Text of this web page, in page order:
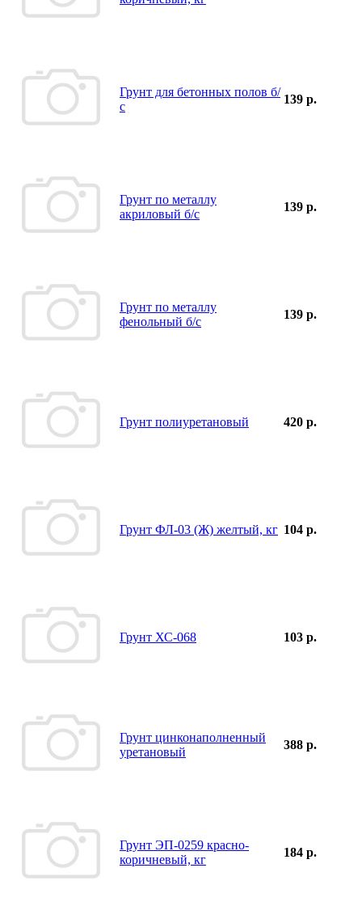
Грунт для бетонных полов б/
с
139 р.
Грунт по металлу
акриловый б/с
139 р.
Грунт по металлу
фенольный б/с
139 р.
Грунт полиуретановый 420 р.
Грунт ФЛ-03 (Ж) желтый, кг 104 р.
Грунт ХС-068 103 р.
Грунт цинконаполненный
уретановый
388 р.
Грунт ЭП-0259 красно-
коричневый, кг
184 р.